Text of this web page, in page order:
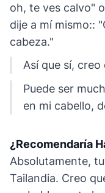
oh, te ves calvo"
dije a mí mismo::
cabeza."
Así que sí, creo
Puede ser
en mi cabello,
¿Recomendaría
Absolutamente,
Tailandia. Creo